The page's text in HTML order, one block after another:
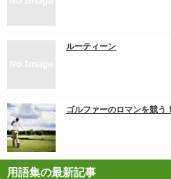
ルーティーン
ゴルファーのロマンを競う
用語集の最新記事